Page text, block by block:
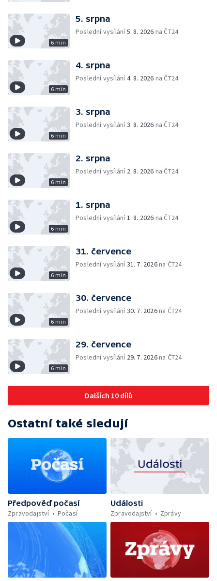
6 min
5. srpna
Poslední vysílání5. 8. 2026 na ČT24
6 min
4. srpna
Poslední vysílání4. 8. 2026 na ČT24
6 min
3. srpna
Poslední vysílání3. 8. 2026 na ČT24
6 min
2. srpna
Poslední vysílání 2. 8. 2026 na ČT24
6 min
1. srpna
Poslední vysílání1. 8. 2026 na ČT24
6 min
31. července
Poslední vysílání31. 7. 2026na ČT24
6 min
30. července
Poslední vysílání30. 7. 2026na ČT24
6 min
29. července
Poslední vysílání 29. 7. 2026na ČT24
Dalších 10 dílů
Ostatní také sledují
Předpověď počasí
Zpravodajství
Počasí
Události
Zpravodajství
Zprávy